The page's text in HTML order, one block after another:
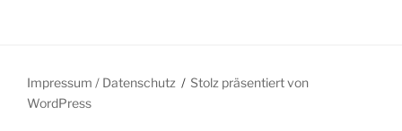
Impressum / Datenschutz
Stolz präsentiert von
WordPress